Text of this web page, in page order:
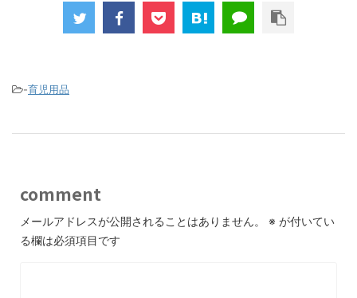
-育児用品
comment
メールアドレスが公開されることはありません。 ※ が付いてい
る欄は必須項目です